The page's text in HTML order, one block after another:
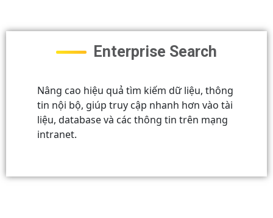
Enterprise Search
Nâng cao hiệu quả tìm kiếm dữ liệu, thông
tin nội bộ, giúp truy cập nhanh hơn vào tài
liệu, database và các thông tin trên mạng
intranet.